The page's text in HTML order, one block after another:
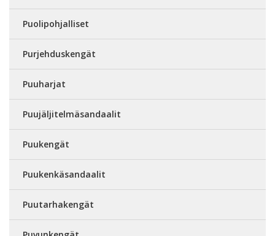
Puolipohjalliset
Purjehduskengät
Puuharjat
Puujäljitelmäsandaalit
Puukengät
Puukenkäsandaalit
Puutarhakengät